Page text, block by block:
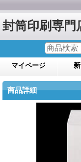
封筒印刷専門
マイページ
商品詳細